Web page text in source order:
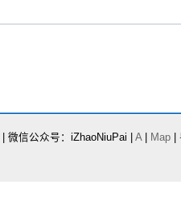
| 微信公众号：iZhaoNiuPai | A| Map |